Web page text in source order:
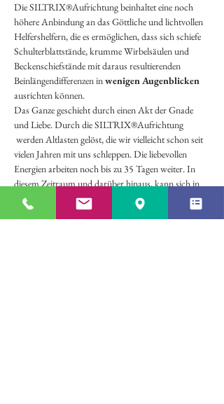
Die SILTRIX®Aufrichtung beinhaltet eine noch
höhere Anbindung an das Göttliche und lichtvollen
Helfershelfern, die es ermöglichen, dass sich schiefe
Schulterblattstände, krumme Wirbelsäulen und
Beckenschiefstände mit daraus resultierenden
Beinlängendifferenzen in wenigen Augenblicken
ausrichten können.
Das Ganze geschieht durch einen Akt der Gnade
und Liebe. Durch die SILTRIX®Aufrichtung
werden Altlasten gelöst, die wir vielleicht schon seit
vielen Jahren mit uns schleppen. Die liebevollen
Energien arbeiten noch bis zu 35 Tagen weiter. In
diesem Zeitraum und darüber hinaus, kann sich in
den unterschiedlichsten Lebensbereichen noch
einiges zum Wohle des Menschen ändern.